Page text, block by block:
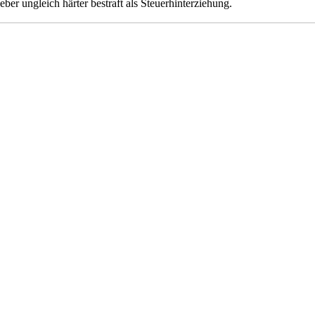
ungleich härter bestraft als Steuerhinterziehung.